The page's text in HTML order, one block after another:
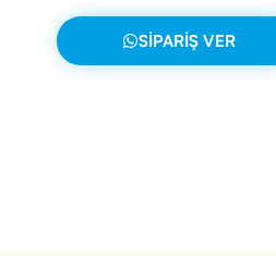
SIPARIŞ VER